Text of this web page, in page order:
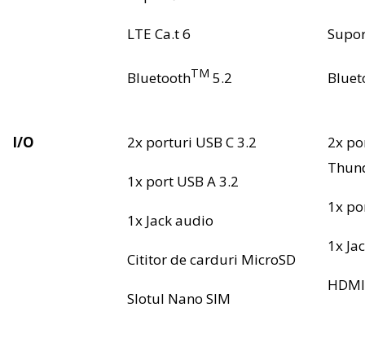
LTE Ca.t 6
BluetoothTM 5.2
I/O 2x porturi USB C 3.2
1x port USB A 3.2
1x Jack audio
Cititor de carduri MicroSD
Slotul Nano SIM
2x
1x
1x